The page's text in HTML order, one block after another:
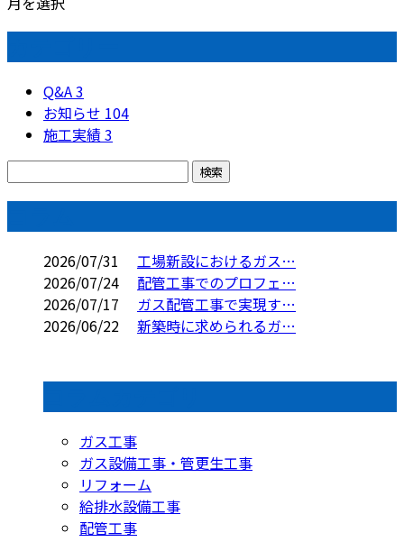
Q&A3
お知らせ 104
施工実績3
2026/07/31
工場新設におけるガス…
2026/07/24
配管工事でのプロフェ…
2026/07/17
ガス配管工事で実現す…
2026/06/22
新築時に求められるガ…
ガス工事
ガス設備工事・管更生工事
リフォーム
給排水設備工事
配管工事